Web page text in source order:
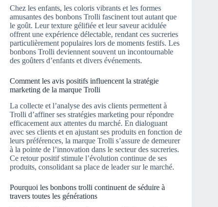
Chez les enfants, les coloris vibrants et les formes
amusantes des bonbons Trolli fascinent tout autant que
le goût. Leur texture gélifiée et leur saveur acidulée
offrent une expérience délectable, rendant ces sucreries
particulièrement populaires lors de moments festifs. Les
bonbons Trolli deviennent souvent un incontournable
des goûters d’enfants et divers événements.
Comment les avis positifs influencent la stratégie
marketing de la marque Trolli
La collecte et l’analyse des avis clients permettent à
Trolli d’affiner ses stratégies marketing pour répondre
efficacement aux attentes du marché. En dialoguant
avec ses clients et en ajustant ses produits en fonction de
leurs préférences, la marque Trolli s’assure de demeurer
à la pointe de l’innovation dans le secteur des sucreries.
Ce retour positif stimule l’évolution continue de ses
produits, consolidant sa place de leader sur le marché.
Pourquoi les bonbons trolli continuent de séduire à
travers toutes les générations